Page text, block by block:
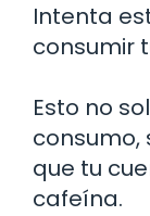
Intenta
consumir
Esto no
consumo,
que tu
cafeína.